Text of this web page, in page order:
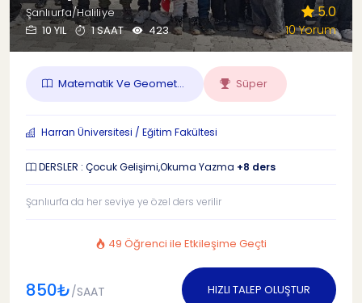
Şanlıurfa/Haliliye
10 YIL
1 SAAT 423
5.0
10 Yorum
Matematik Ve Geomet... Süper
Harran Üniversitesi / Eğitim Fakültesi
DERSLER : Çocuk Gelişimi,Okuma Yazma +8 ders
Şanlıurfa da her seviye ye özel ders verilir
49 Öğrenci ile Etkileşime Geçti
850₺/SAAT HIZLI TALEP OLUŞTUR